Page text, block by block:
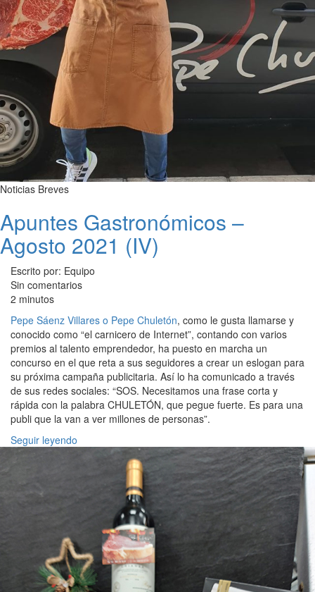
Noticias Breves
Apuntes Gastronómicos –
Agosto 2021 (IV)
Escrito por: Equipo
Sin comentarios
2 minutos
​Pepe Sáenz Villares o Pepe Chuletón, como le gusta llamarse y
conocido como “el carnicero de Internet”, contando con varios
premios al talento emprendedor, ha puesto en marcha un
concurso en el que reta a sus seguidores a crear un eslogan para
su próxima campaña publicitaria. Así lo ha comunicado a través
de sus redes sociales: “SOS. Necesitamos una frase corta y
rápida con la palabra CHULETÓN, que pegue fuerte. Es para una
publi que la van a ver millones de personas”.
Seguir leyendo